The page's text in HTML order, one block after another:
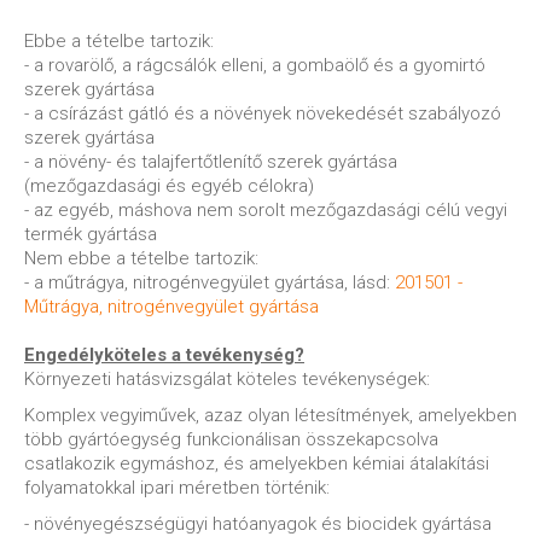
ENGEDÉLYKÖTELES
IRODÁK
Ebbe a tételbe tartozik:
- a rovarölő, a rágcsálók elleni, a gombaölő és a gyomirtó
szerek gyártása
- a csírázást gátló és a növények növekedését szabályozó
szerek gyártása
- a növény- és talajfertőtlenítő szerek gyártása
(mezőgazdasági és egyéb célokra)
- az egyéb, máshova nem sorolt mezőgazdasági célú vegyi
termék gyártása
Nem ebbe a tételbe tartozik:
- a műtrágya, nitrogénvegyület gyártása, lásd: 201501 -
Műtrágya, nitrogénvegyület gyártása
Engedélyköteles a tevékenység?
Környezeti hatásvizsgálat köteles tevékenységek:
Komplex vegyiművek, azaz olyan létesítmények, amelyekben
több gyártóegység funkcionálisan összekapcsolva
csatlakozik egymáshoz, és amelyekben kémiai átalakítási
folyamatokkal ipari méretben történik:
- növényegészségügyi hatóanyagok és biocidek gyártása